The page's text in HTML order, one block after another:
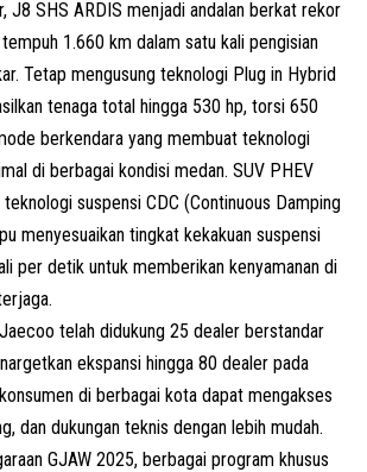
J8 SHS ARDIS menjadi andalan berkat rekor
1.660 km dalam satu kali pengisian
Tetap mengusung teknologi Plug in Hybrid
tenaga total hingga 530 hp, torsi 650
berkendara yang membuat teknologi
di berbagai kondisi medan. SUV PHEV
suspensi CDC (Continuous Damping
menyesuaikan tingkat kekakuan suspensi
per detik untuk memberikan kenyamanan di
telah didukung 25 dealer berstandar
ekspansi hingga 80 dealer pada
di berbagai kota dapat mengakses
dan dukungan teknis dengan lebih mudah.
GJAW 2025, berbagai program khusus